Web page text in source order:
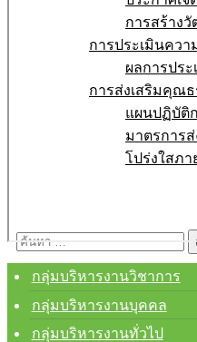
การสร้าง
การประเมินควา
ผลการประ
การส่งเสริมคุณ
แผนปฏิบัติ
มาตรการ
โปร่งใสภ
ค้นหา
สำหรับ:
กลุ่มบริหารงานวิชาการ
กลุ่มบริหารงานบุคคล
กลุ่มบริหารงานทั่วไป